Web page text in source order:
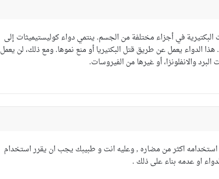
البكتيرية في أجزاء مختلفة من الجسم. ينتمي دواء كوليستيميثات إلى
الدواء يعمل عن طريق قتل البكتيريا أو منع نموها. ومع ذلك، لن يعمل
البرد والانفلونزا، أو غيرها من الفيروسات.
اكثر من مضاره , وعليه انت و طبيبك يجب ان يقرر استخدام
او عدمه بناء على ذلك .